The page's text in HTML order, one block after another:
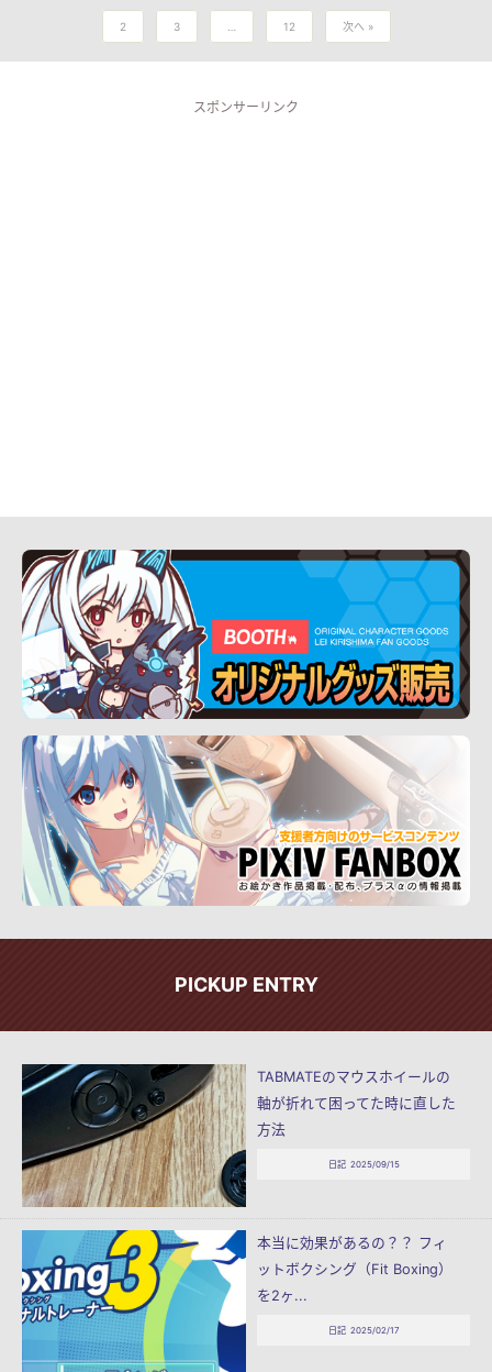
2 3 12 次へ »
スポンサーリンク
PICKUP ENTRY
TABMATEのマウスホイールの
軸が折れて困ってた時に直した
方法
日記 2025/09/15
本当に効果があるの？？ フィ
ットボクシング（Fit Boxing）
を2ヶ...
日記 2025/02/17